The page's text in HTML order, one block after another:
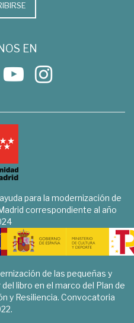
EN
para la modernización de
correspondiente al año
de las pequeñas y
libro en el marco del Plan de
y Resiliencia. Convocatoria